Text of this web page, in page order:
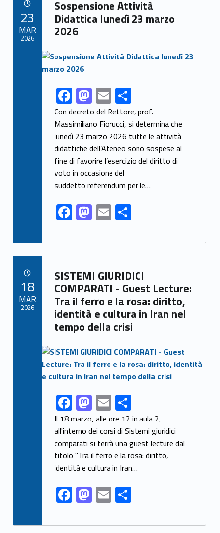
o
o
k
o
n
Sospensione Attività
Didattica lunedì 23 marzo
2026
Link identifier archive #link-archive-thumb-soap-65333
Link identifier share facebook archive #share-link-archive-40047F
ac
e
b
o
o
k
M
as
to
d
o
n
E
m
ai
l
S
h
ar
e
Con decreto del Rettore, prof.
Massimiliano Fiorucci, si determina che
lunedì 23 marzo 2026 tutte le attività
didattiche dell’Ateneo sono sospese al
fine di favorire l’esercizio del diritto di
voto in occasione del
suddetto referendum per le…
F
ac
e
b
o
o
k
M
as
to
d
o
n
E
m
ai
l
S
ar
e
23
MAR
2026
Link identifier archive #link-archive-87434
SISTEMI GIURIDICI
COMPARATI - Guest Lecture:
Tra il ferro e la rosa: diritto,
identità e cultura in Iran nel
tempo della crisi
Link identifier archive #link-archive-thumb-soap-68674
Link identifier share facebook archive #share-link-archive-43547F
ac
e
b
o
o
k
M
as
to
d
o
n
E
m
ai
l
S
h
ar
e
Il 18 marzo, alle ore 12 in aula 2,
all'interno dei corsi di Sistemi giuridici
comparati si terrà una guest lecture dal
titolo "Tra il ferro e la rosa: diritto,
identità e cultura in Iran…
F
ac
e
M
as
to
E
m
ai
S
ar
18
MAR
2026